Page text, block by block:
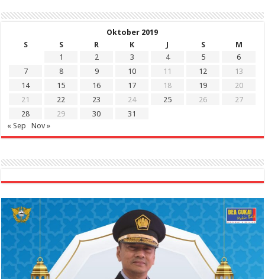
Oktober 2019
S
S R K J S
M
1
2 3 4 5
6
7
8 9 10 11 12
13
14
15 16 17 18 19
20
21
22 23 24 25 26
27
28
29 30
31
« Sep
Nov »